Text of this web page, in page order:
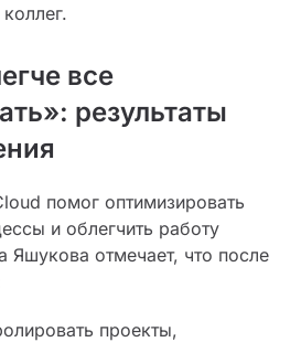
все
результаты
помог оптимизировать
и облегчить работу
Яшукова отмечает, что после
проекты,